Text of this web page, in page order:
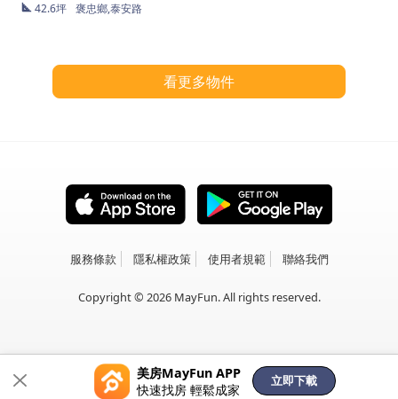
42.6坪 褒忠鄉,泰安路
看更多物件
美房MayFun APP
快速找房 輕鬆成家
立即下載
服務條款 隱私權政策 使用者規範 聯絡我們
Copyright © 2026 MayFun. All rights reserved.